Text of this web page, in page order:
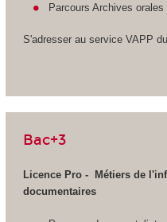
Parcours Archives
S'adresser au service VAPP
Bac+3
Licence Pro - Métiers de
documentaires